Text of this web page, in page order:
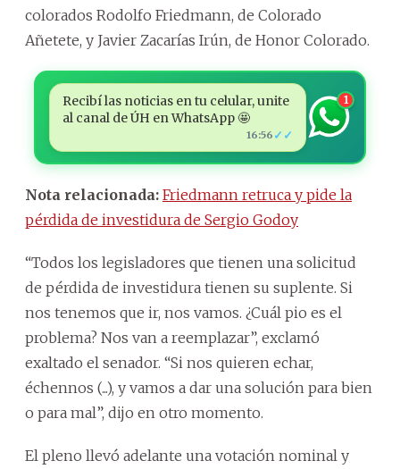
colorados Rodolfo Friedmann, de Colorado
Añetete, y Javier Zacarías Irún, de Honor Colorado.
Recibí las noticias en tu celular, unite
al canal de ÚH en WhatsApp 🤩
16:56 ✓✓
1
Nota relacionada: Friedmann retruca y pide la
pérdida de investidura de Sergio Godoy
“Todos los legisladores que tienen una solicitud
de pérdida de investidura tienen su suplente. Si
nos tenemos que ir, nos vamos. ¿Cuál pio es el
problema? Nos van a reemplazar”, exclamó
exaltado el senador. “Si nos quieren echar,
échennos (...), y vamos a dar una solución para bien
o para mal”, dijo en otro momento.
El pleno llevó adelante una votación nominal y